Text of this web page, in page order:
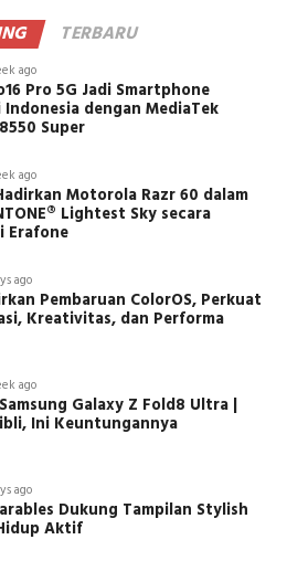
TERBARU
ago
Pro 5G Jadi Smartphone
dengan MediaTek
Super
ago
Motorola Razr 60 dalam
Lightest Sky secara
Erafone
ago
Pembaruan ColorOS, Perkuat
Kreativitas, dan Performa
ago
Galaxy Z Fold8 Ultra |
Ini Keuntungannya
ago
Dukung Tampilan Stylish
Aktif